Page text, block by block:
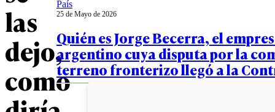
las
dejo,
como
País
25 de Mayo de 2026
Quién es Jorge Becerra, el
argentino cuya disputa por la
terreno fronterizo llegó a la